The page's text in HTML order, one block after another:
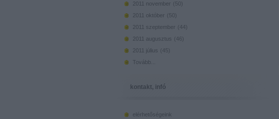
2011 november ( 50)
2011 október ( 50)
2011 szeptember ( 44)
2011 augusztus ( 46 )
2011 július ( 45)
Tovább
kontakt, infó
elérhetőségeink